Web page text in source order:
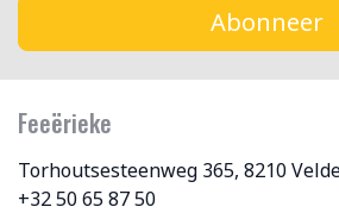
Abonneer
Feeërieke
Torhoutsesteenweg 365, 8210
+32 50 65 87 50